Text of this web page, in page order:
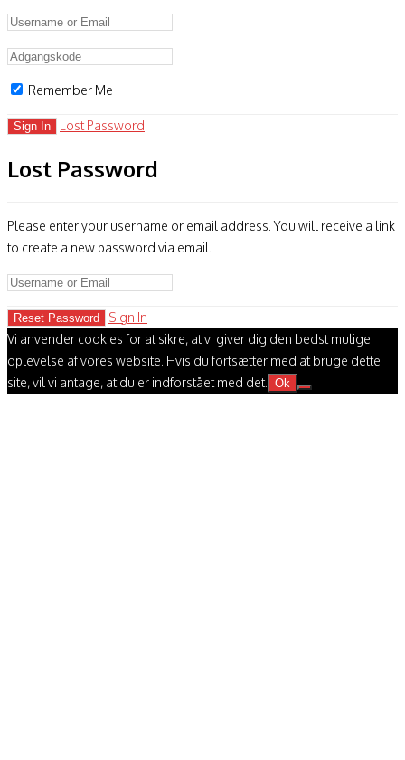
Remember Me
Lost Password
Lost Password
Please enter your username or email address. You will receive a link
to create a new password via email.
Sign In
Vi anvender cookies for at sikre, at vi giver dig den bedst mulige
oplevelse af vores website. Hvis du fortsætter med at bruge dette
site, vil vi antage, at du er indforstået med det.
Ok